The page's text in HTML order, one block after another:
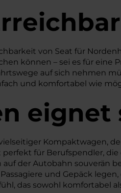
von Seat für
können – sei es für eine
auf sich nehmen
und komfortabel wie
eignet
Kompaktwagen,
perfekt für Berufspendler,
auf der Autobahn souverän
und Gepäck
das sowohl komfortabel